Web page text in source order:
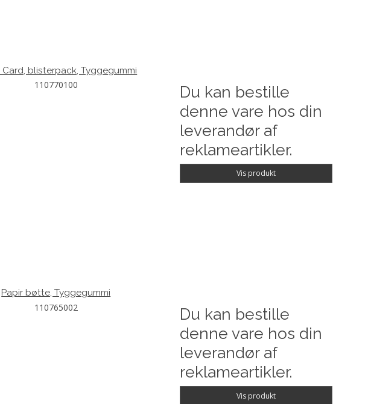
Card, blisterpack, Tyggegummi
110770100
Du kan bestille
denne vare hos din
leverandør af
reklameartikler.
Vis produkt
Papir bøtte, Tyggegummi
110765002
Du kan bestille
denne vare hos din
leverandør af
reklameartikler.
Vis produkt